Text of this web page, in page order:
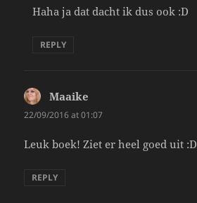
Haha ja dat dacht ik dus ook :D
REPLY
Maaike
22/09/2016 at 01:07
Leuk boek! Ziet er heel goed uit :D
REPLY